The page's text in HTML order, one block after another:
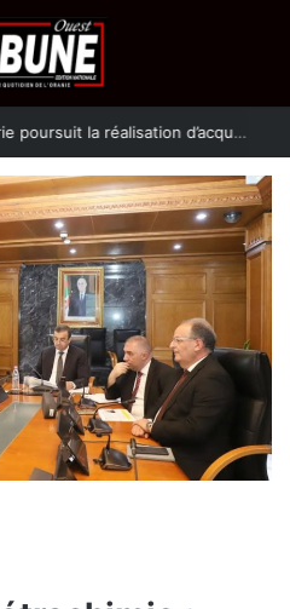
La revue El Djeïch : l’Algérie poursuit la réalisation d’acquis qualitatifs et historiques dans un climat de sécurité et de stabilité